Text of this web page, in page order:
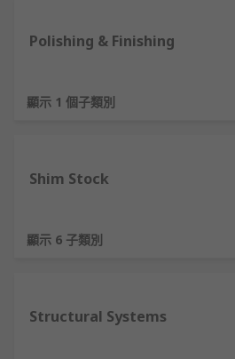
Polishing & Finishing
顯示 1 個子類別
Shim Stock
顯示 6 子類別
Structural Systems